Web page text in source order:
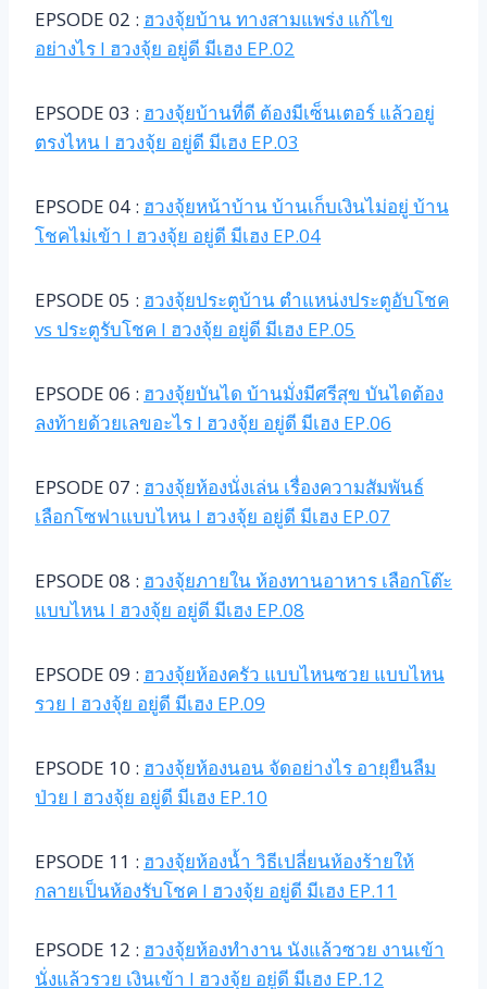
EPSODE 02 : ฮวงจุ้ยบ้าน ทางสามแพร่ง แก้ไข
อย่างไร l ฮวงจุ้ย อยู่ดี มีเฮง EP.02
EPSODE 03 : ฮวงจุ้ยบ้านที่ดี ต้องมีเซ็นเตอร์ แล้วอยู่
ตรงไหน l ฮวงจุ้ย อยู่ดี มีเฮง EP.03
EPSODE 04 : ฮวงจุ้ยหน้าบ้าน บ้านเก็บเงินไม่อยู่ บ้าน
โชคไม่เข้า l ฮวงจุ้ย อยู่ดี มีเฮง EP.04
EPSODE 05 : ฮวงจุ้ยประตูบ้าน ตำแหน่งประตูอับโชค
vs ประตูรับโชค l ฮวงจุ้ย อยู่ดี มีเฮง EP.05
EPSODE 06 : ฮวงจุ้ยบันได บ้านมั่งมีศรีสุข บันไดต้อง
ลงท้ายด้วยเลขอะไร l ฮวงจุ้ย อยู่ดี มีเฮง EP.06
EPSODE 07 : ฮวงจุ้ยห้องนั่งเล่น เรื่องความสัมพันธ์
เลือกโซฟาแบบไหน l ฮวงจุ้ย อยู่ดี มีเฮง EP.07
EPSODE 08 : ฮวงจุ้ยภายใน ห้องทานอาหาร เลือกโต๊ะ
แบบไหน l ฮวงจุ้ย อยู่ดี มีเฮง EP.08
EPSODE 09 : ฮวงจุ้ยห้องครัว แบบไหนซวย แบบไหน
รวย l ฮวงจุ้ย อยู่ดี มีเฮง EP.09
EPSODE 10 : ฮวงจุ้ยห้องนอน จัดอย่างไร อายุยืนลืม
ป่วย l ฮวงจุ้ย อยู่ดี มีเฮง EP.10
EPSODE 11 : ฮวงจุ้ยห้องน้ำ วิธีเปลี่ยนห้องร้ายให้
กลายเป็นห้องรับโชค l ฮวงจุ้ย อยู่ดี มีเฮง EP.11
EPSODE 12 : ฮวงจุ้ยห้องทำงาน นังแล้วซวย งานเข้า
นั่งแล้วรวย เงินเข้า l ฮวงจุ้ย อยู่ดี มีเฮง EP.12